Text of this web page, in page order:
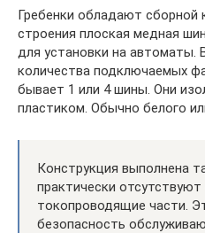
Гребенки обладают сборной
строения плоская медная
для установки на автоматы.
количества подключаемых
бывает 1 или 4 шины. Они
пластиком. Обычно белого
Конструкция выполнена
практически
токопроводящие части.
безопасность